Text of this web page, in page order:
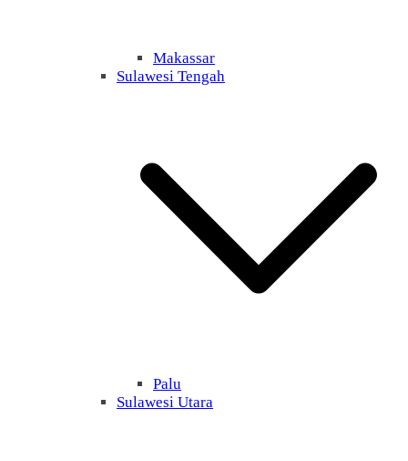
Makassar
Sulawesi Tengah
Palu
Sulawesi Utara